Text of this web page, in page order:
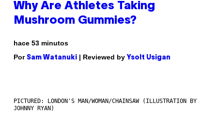
Why Are Athletes Taking
Mushroom Gummies?
hace 53 minutos
Por Sam Watanuki | Reviewed by Ysolt Usigan
PICTURED: LONDON'S MAN/WOMAN/CHAINSAW (ILLUSTRATION BY
JOHNNY RYAN)